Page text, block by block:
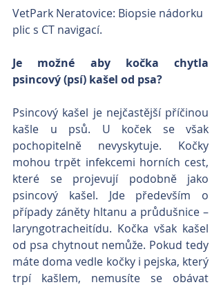
VetPark Neratovice: Biopsie nádorku
plic s CT navigací.
Je možné aby kočka chytla
psincový (psí) kašel od psa?
Psincový kašel je nejčastější příčinou
kašle u psů. U koček se však
pochopitelně nevyskytuje. Kočky
mohou trpět infekcemi horních cest,
které se projevují podobně jako
psincový kašel. Jde především o
případy záněty hltanu a průdušnice –
laryngotracheitídu. Kočka však kašel
od psa chytnout nemůže. Pokud tedy
máte doma vedle kočky i pejska, který
trpí kašlem, nemusíte se obávat